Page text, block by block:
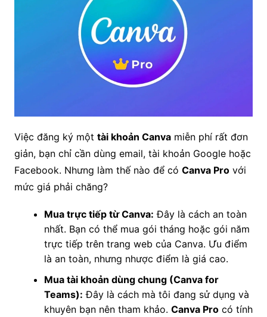
Việc đăng ký một tài khoản Canvamiễn phí rất đơn
giản, bạn chỉ cần dùng email, tài khoản Google hoặc
Facebook. Nhưng làm thế nào để có Canva Provới
mức giá phải chăng?
Mua trực tiếp từ Canva: Đây là cách an toàn
nhất. Bạn có thể mua gói tháng hoặc gói năm
trực tiếp trên trang web của Canva. Ưu điểm
là an toàn, nhưng nhược điểm là giá cao.
Mua tài khoản dùng chung (Canva for
Teams): Đây là cách mà tôi đang sử dụng và
khuyên bạn nên tham khảo. Canva Procó tính